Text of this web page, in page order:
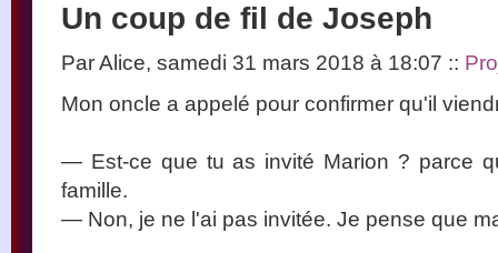
Un coup de fil de Joseph
Par Alice, samedi 31 mars 2018 à 18:07 ::
Mon oncle a appelé pour confirmer qu'il
— Est-ce que tu as invité Marion ? parce
famille.
— Non, je ne l'ai pas invitée. Je pense que